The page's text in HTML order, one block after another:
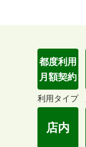
都度利用
月額契約
利用タイプ
店内